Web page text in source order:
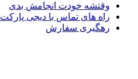
وقتشه خودت انجامش بدی
راه های تماس با دیجی پارکت
رهگیری سفارش